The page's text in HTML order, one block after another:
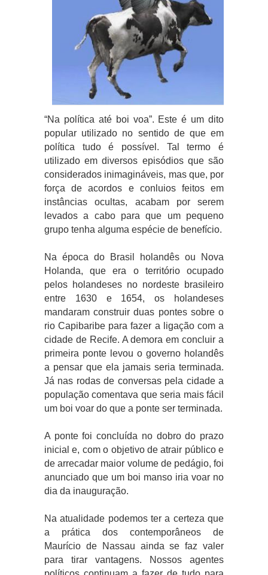
“Na política até boi voa”. Este é um dito
popular utilizado no sentido de que em
política tudo é possível. Tal termo é
utilizado em diversos episódios que são
considerados inimagináveis, mas que, por
força de acordos e conluios feitos em
instâncias ocultas, acabam por serem
levados a cabo para que um pequeno
grupo tenha alguma espécie de benefício.
Na época do Brasil holandês ou Nova
Holanda, que era o território ocupado
pelos holandeses no nordeste brasileiro
entre 1630 e 1654, os holandeses
mandaram construir duas pontes sobre o
rio Capibaribe para fazer a ligação com a
cidade de Recife. A demora em concluir a
primeira ponte levou o governo holandês
a pensar que ela jamais seria terminada.
Já nas rodas de conversas pela cidade a
população comentava que seria mais fácil
um boi voar do que a ponte ser terminada.
A ponte foi concluída no dobro do prazo
inicial e, com o objetivo de atrair público e
de arrecadar maior volume de pedágio, foi
anunciado que um boi manso iria voar no
dia da inauguração.
Na atualidade podemos ter a certeza que
a prática dos contemporâneos de
Maurício de Nassau ainda se faz valer
para tirar vantagens. Nossos agentes